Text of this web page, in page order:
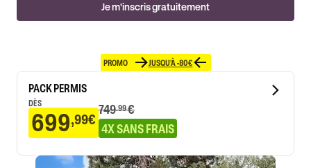
Je m'inscris gratuitement
PROMO JUSQU'À -80€
PACK PERMIS
DÈS
699,99€
749.99€
4X SANS FRAIS